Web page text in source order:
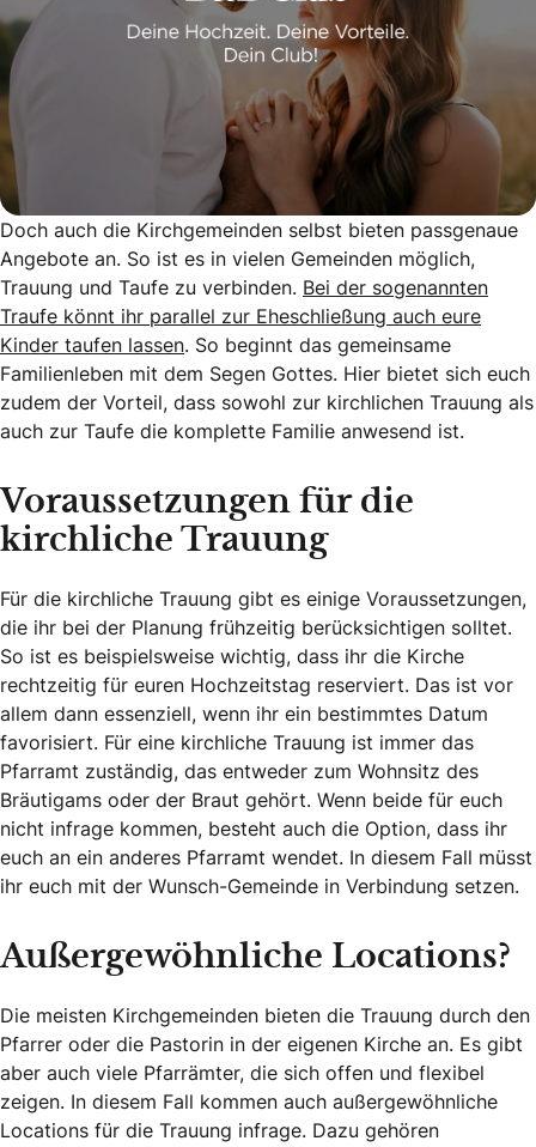
Doch auch die Kirchgemeinden selbst bieten passgenaue
Angebote an. So ist es in vielen Gemeinden möglich,
Trauung und Taufe zu verbinden. Bei der sogenannten
Traufe könnt ihr parallel zur Eheschließung auch eure
Kinder taufen lassen. So beginnt das gemeinsame
Familienleben mit dem Segen Gottes. Hier bietet sich euch
zudem der Vorteil, dass sowohl zur kirchlichen Trauung als
auch zur Taufe die komplette Familie anwesend ist.
Voraussetzungen für die
kirchliche Trauung
Für die kirchliche Trauung gibt es einige Voraussetzungen,
die ihr bei der Planung frühzeitig berücksichtigen solltet.
So ist es beispielsweise wichtig, dass ihr die Kirche
rechtzeitig für euren Hochzeitstag reserviert. Das ist vor
allem dann essenziell, wenn ihr ein bestimmtes Datum
favorisiert. Für eine kirchliche Trauung ist immer das
Pfarramt zuständig, das entweder zum Wohnsitz des
Bräutigams oder der Braut gehört. Wenn beide für euch
nicht infrage kommen, besteht auch die Option, dass ihr
euch an ein anderes Pfarramt wendet. In diesem Fall müsst
ihr euch mit der Wunsch-Gemeinde in Verbindung setzen.
Außergewöhnliche Locations?
Die meisten Kirchgemeinden bieten die Trauung durch den
Pfarrer oder die Pastorin in der eigenen Kirche an. Es gibt
aber auch viele Pfarrämter, die sich offen und flexibel
zeigen. In diesem Fall kommen auch außergewöhnliche
Locations für die Trauung infrage. Dazu gehören